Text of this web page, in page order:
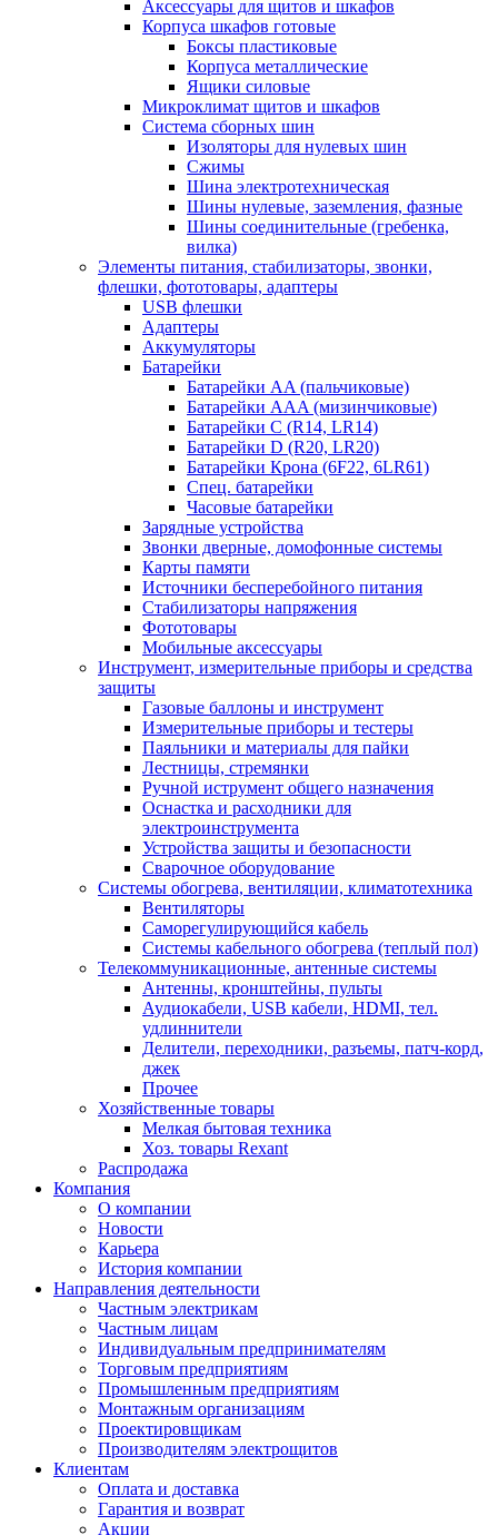
Аксессуары для щитов и шкафов
Корпуса шкафов готовые
Боксы пластиковые
Корпуса металлические
Ящики силовые
Микроклимат щитов и шкафов
Система сборных шин
Изоляторы для нулевых шин
Сжимы
Шина электротехническая
Шины нулевые, заземления, фазные
Шины соединительные (гребенка,
вилка)
Элементы питания, стабилизаторы, звонки,
флешки, фототовары, адаптеры
USB флешки
Адаптеры
Аккумуляторы
Батарейки
Батарейки AA (пальчиковые)
Батарейки AAA (мизинчиковые)
Батарейки C (R14, LR14)
Батарейки D (R20, LR20)
Батарейки Крона (6F22, 6LR61)
Спец. батарейки
Часовые батарейки
Зарядные устройства
Звонки дверные, домофонные системы
Карты памяти
Источники бесперебойного питания
Стабилизаторы напряжения
Фототовары
Мобильные аксессуары
Инструмент, измерительные приборы и средства
защиты
Газовые баллоны и инструмент
Измерительные приборы и тестеры
Паяльники и материалы для пайки
Лестницы, стремянки
Ручной иструмент общего назначения
Оснастка и расходники для
электроинструмента
Устройства защиты и безопасности
Сварочное оборудование
Системы обогрева, вентиляции, климатотехника
Вентиляторы
Саморегулирующийся кабель
Системы кабельного обогрева (теплый пол)
Телекоммуникационные, антенные системы
Антенны, кронштейны, пульты
Аудиокабели, USB кабели, HDMI, тел.
удлиннители
Делители, переходники, разъемы, патч-корд,
джек
Прочее
Хозяйственные товары
Мелкая бытовая техника
Хоз. товары Rexant
Распродажа
Компания
О компании
Новости
Карьера
История компании
Направления деятельности
Частным электрикам
Частным лицам
Индивидуальным предпринимателям
Торговым предприятиям
Промышленным предприятиям
Монтажным организациям
Проектировщикам
Производителям электрощитов
Клиентам
Оплата и доставка
Гарантия и возврат
Акции